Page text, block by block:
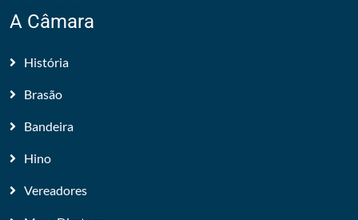
A Câmara
História
Brasão
Bandeira
Hino
Vereadores